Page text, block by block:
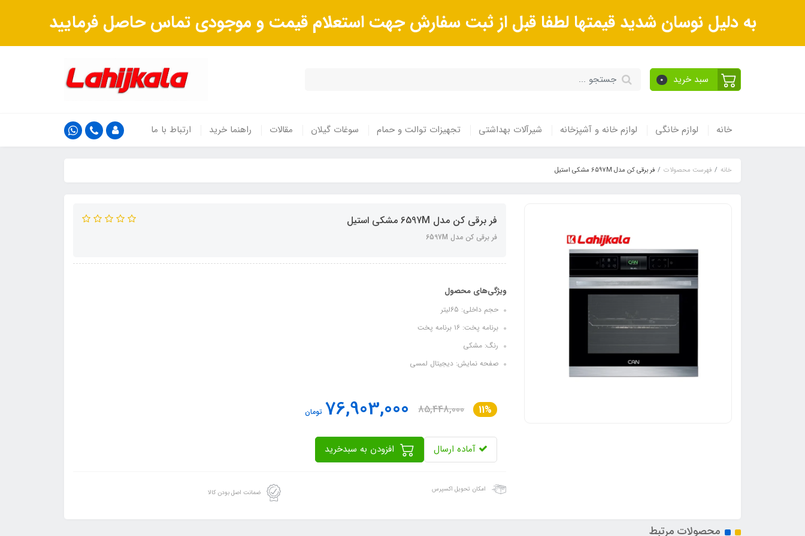
به دلیل نوسان شدید قیمتها لطفا قبل از ثبت سفارش جهت استعلام قیمت و موجودی تماس حاصل فرمایید
سبد خرید 0
خانه لوازم خانگی لوازم خانه و آشپزخانه شیرآلات بهداشتی تجهیزات توالت و حمام سوغات گیلان مقالات راهنما خرید ارتباط با ما
خانه فهرست محصولات فر برقی کن مدل 6597M مشکی استیل
فر برقی کن مدل 6597M مشکی استیل
فر برقی کن مدل 6597M
ویژگی‌های محصول
حجم داخلي: 65لیتر
برنامه پخت: ١٦ برنامه پخت
رنگ: مشکی
صفحه نمایش: ديجيتال لمسي
11%
85,448,000
76,903,000 تومان
آماده ارسال
امکان تحویل اکسپرس ضمانت اصل بودن کالا
محصولات مرتبط